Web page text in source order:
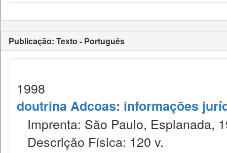
Publicação: Texto - Português
1998
doutrina Adcoas: informações
Imprenta: São Paulo, Esplanada,
Descrição Física: 120 v.